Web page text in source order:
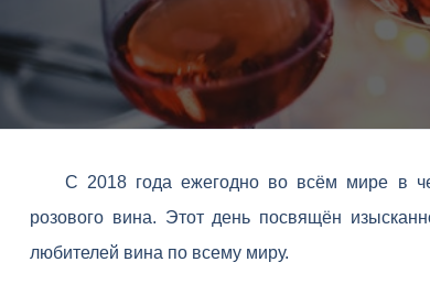
С 2018 года ежегодно во всём мире в
розового вина. Этот день посвящён
любителей вина по всему миру.